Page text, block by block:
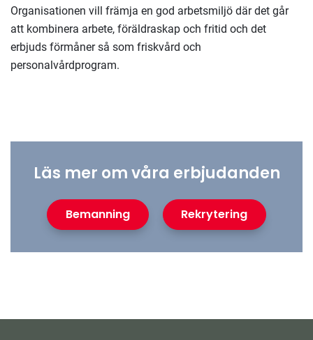
Organisationen vill främja en god arbetsmiljö där det går
att kombinera arbete, föräldraskap och fritid och det
erbjuds förmåner så som friskvård och
personalvårdprogram.
Läs mer om våra erbjudanden
Bemanning Rekrytering